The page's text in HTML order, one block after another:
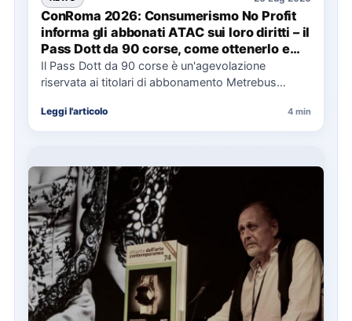
ConRoma 2026: Consumerismo No Profit
informa gli abbonati ATAC sui loro diritti – il
Pass Dott da 90 corse, come ottenerlo e
cosa spetta in caso di disservizi
Il Pass Dott da 90 corse è un'agevolazione
riservata ai titolari di abbonamento Metrebus
Leggi l'articolo 4 min